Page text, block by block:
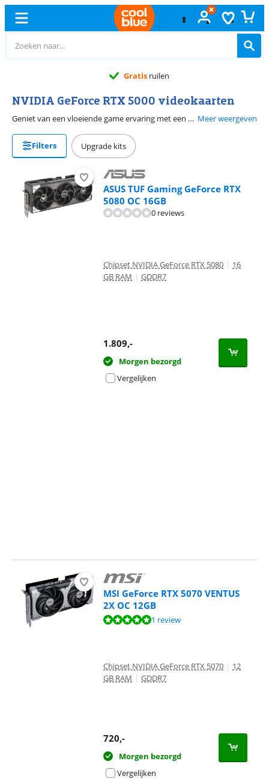
Gratis ruilen
NVIDIA GeForce RTX 5000 videokaarten
Geniet van een vloeiende game ervaring met een NVIDIA GeForce RTX 5000 videokaart. Deze videokaarten hebben meer rekenkernen, sneller en nieuwer werkgeheugen en een hogere bandbreedte. Hierdoor speel je met meer frames, ook wanneer je op hoge instellingen gamet. Daarnaast ondersteunen deze videokaarten DLSS 4. Door deze technologie maakt je RTX 5000 via AI meer frames aan, zodat je game soepeler speelt. Met de RTX 5080 en RTX 5090 speel je alle games op de hoogste instellingen. De RTX 5070 Ti en RTX 5070 bieden een soepele quad hd game ervaring. De RTX 5060 Ti, RTX 5060 en RTX 5050 zijn juist geschikt voor full hd gaming. Meer weergeven
Filters Upgrade kits
ASUS TUF Gaming GeForce RTX
5080 OC 16GB
0 reviews
Chipset NVIDIA GeForce RTX 5080 | 16
GB RAM | GDDR7
1.809,-
Morgen bezorgd
Vergelijken
MSI GeForce RTX 5070 VENTUS
2X OC 12GB
Beoordeling is 10 van de 10, gebaseerd op 1 review.
1 review
Chipset NVIDIA GeForce RTX 5070 | 12
GB RAM | GDDR7
720,-
Morgen bezorgd
Vergelijken